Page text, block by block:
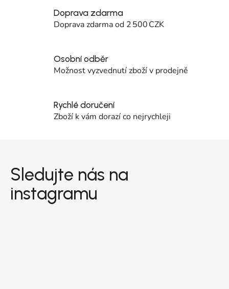
Doprava zdarma
Doprava zdarma od 2 500 CZK
Osobní odběr
Možnost vyzvednutí zboží v prodejně
Rychlé doručení
Zboží k vám dorazí co nejrychleji
Sledujte nás na
instagramu